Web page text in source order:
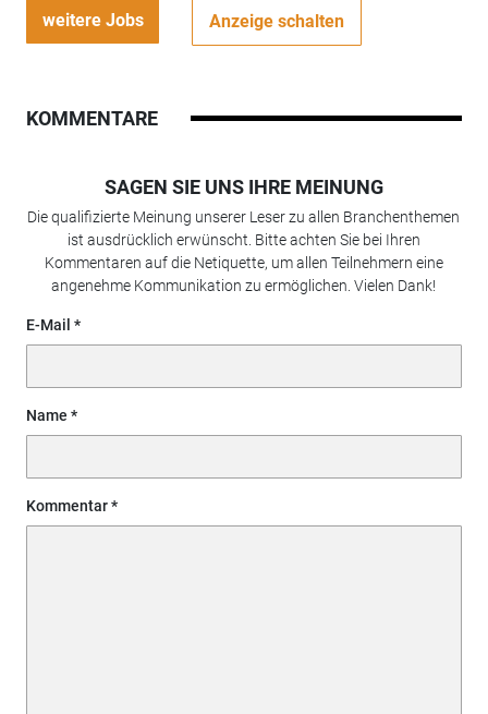
weitere Jobs Anzeige schalten
KOMMENTARE
SAGEN SIE UNS IHRE MEINUNG
Die qualifizierte Meinung unserer Leser zu allen Branchenthemen
ist ausdrücklich erwünscht. Bitte achten Sie bei Ihren
Kommentaren auf die Netiquette, um allen Teilnehmern eine
angenehme Kommunikation zu ermöglichen. Vielen Dank!
E-Mail
Name
Kommentar